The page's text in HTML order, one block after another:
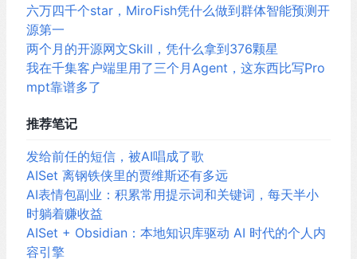
六万四千个star，MiroFish凭什么做到群体智能预测开
源第一
两个月的开源网文Skill，凭什么拿到376颗星
我在千集客户端里用了三个月Agent，这东西比写Pro
mpt靠谱多了
推荐笔记
发给前任的短信，被AI唱成了歌
AISet 离钢铁侠里的贾维斯还有多远
AI表情包副业：积累常用提示词和关键词，每天半小
时躺着赚收益
AISet + Obsidian：本地知识库驱动 AI 时代的个人内
容引擎